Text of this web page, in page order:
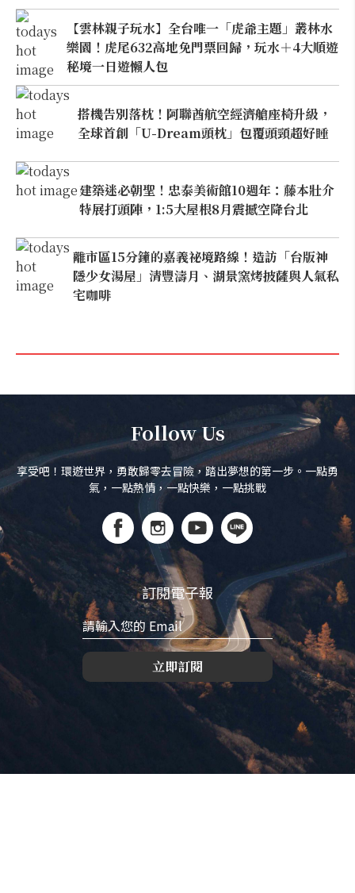
【雲林親子玩水】全台唯一「虎爺主題」叢林水
樂園！虎尾632高地免門票回歸，玩水＋4大順遊
秘境一日遊懶人包
搭機告別落枕！阿聯酋航空經濟艙座椅升級，
全球首創「U-Dream頭枕」包覆頭頸超好睡
建築迷必朝聖！忠泰美術館10週年：藤本壯介
特展打頭陣，1:5大屋根8月震撼空降台北
離市區15分鐘的嘉義祕境路線！造訪「台版神
隱少女湯屋」清豐濤月、湖景窯烤披薩與人氣私
宅咖啡
Follow Us
享受吧！環遊世界，勇敢歸零去冒險，踏出夢想的第一步。一點勇
氣，一點熱情，一點快樂，一點挑戰
訂閱電子報
立即訂閱